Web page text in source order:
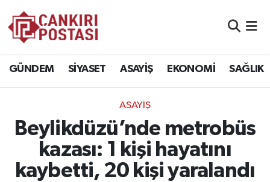
GÜNDEM SİYASET ASAYİŞ EKONOMİ SAĞLIK
ASAYİŞ
Beylikdüzü’nde metrobüs
kazası: 1 kişi hayatını
kaybetti, 20 kişi yaralandı
EKONOMİ
SAĞLIK
Trafik Durumu
Süper Lig Puan Durumu ve Fikstür